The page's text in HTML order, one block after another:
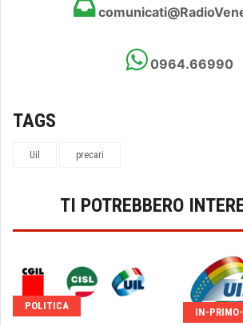
0964.66990
TAGS
Uil precari
TI POTREBBERO
POLITICA IN-